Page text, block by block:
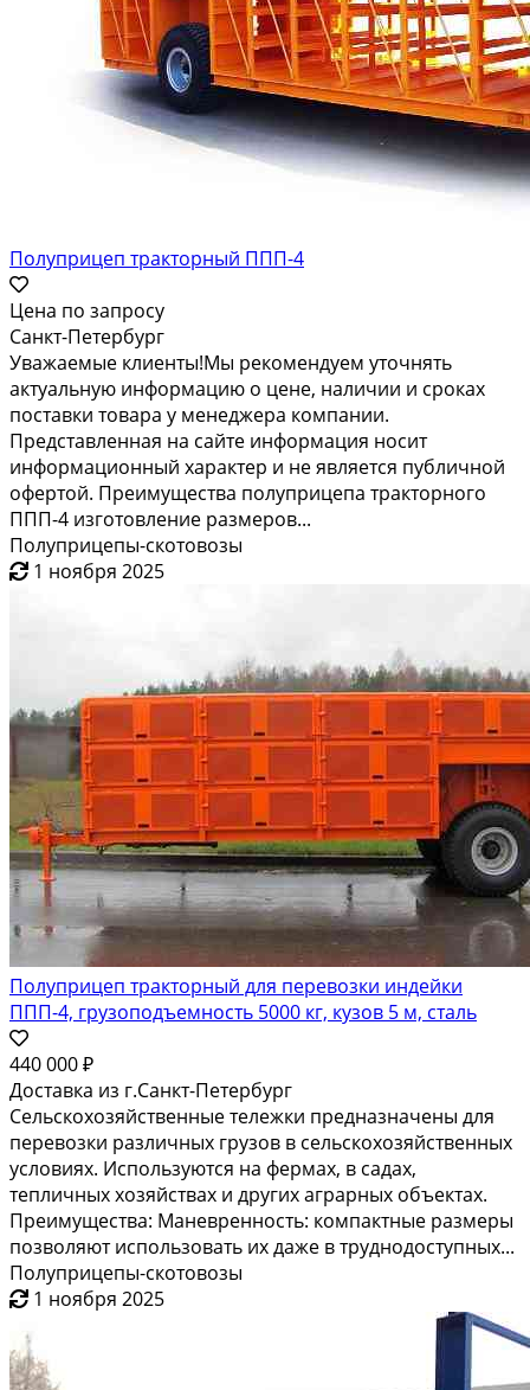
Полуприцеп тракторный ППП-4
Цена по запросу
Санкт-Петербург
Уважаемые клиенты!Мы рекомендуем уточнять
актуальную информацию о цене, наличии и сроках
поставки товара у менеджера компании.
Представленная на сайте информация носит
информационный характер и не является публичной
офертой. Преимущества полуприцепа тракторного
ППП-4 изготовление размеров...
Полуприцепы-скотовозы
1 ноября 2025
Полуприцеп тракторный для перевозки индейки
ППП-4, грузоподъемность 5000 кг, кузов 5 м, сталь
440 000 ₽
Доставка из г.Санкт-Петербург
Сельскохозяйственные тележки предназначены для
перевозки различных грузов в сельскохозяйственных
условиях. Используются на фермах, в садах,
тепличных хозяйствах и других аграрных объектах.
Преимущества: Маневренность: компактные размеры
позволяют использовать их даже в труднодоступных...
Полуприцепы-скотовозы
1 ноября 2025